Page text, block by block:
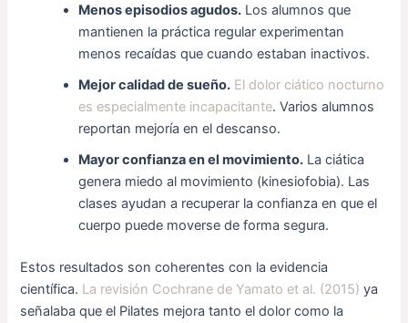
Menos episodios agudos. Los alumnos que
mantienen la práctica regular experimentan
menos recaídas que cuando estaban inactivos.
Mejor calidad de sueño. El dolor ciático nocturno
es especialmente incapacitante. Varios alumnos
reportan mejoría en el descanso.
Mayor confianza en el movimiento. La ciática
genera miedo al movimiento (kinesiofobia). Las
clases ayudan a recuperar la confianza en que el
cuerpo puede moverse de forma segura.
Estos resultados son coherentes con la evidencia
científica. La revisión Cochrane de Yamato et al. (2015) ya
señalaba que el Pilates mejora tanto el dolor como la